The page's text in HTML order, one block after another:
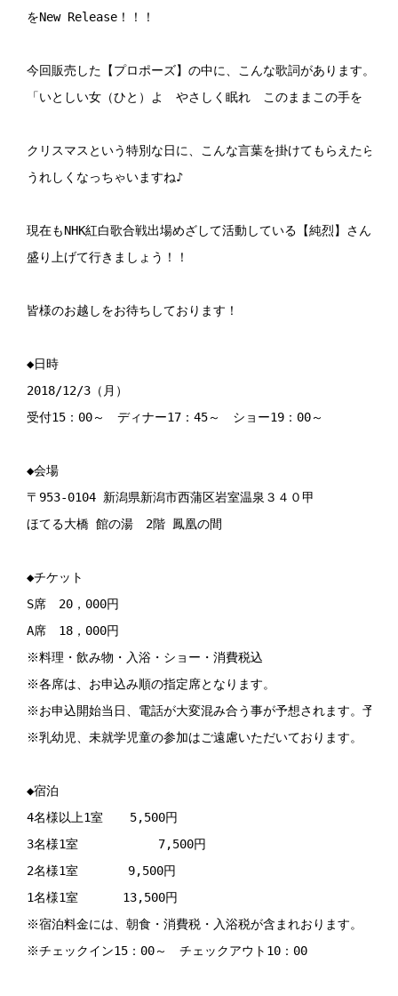
をNew Release！！！
今回販売した【プロポーズ】の中に、こんな歌詞があります。
「いとしい女（ひと）よ　やさしく眠れ　このままこの手を　離
クリスマスという特別な日に、こんな言葉を掛けてもらえたら
うれしくなっちゃいますね♪
現在もNHK紅白歌合戦出場めざして活動している【純烈】さんを
盛り上げて行きましょう！！
皆様のお越しをお待ちしております！
◆日時
2018/12/3（月）
受付15：00～　ディナー17：45～　ショー19：00～
◆会場
〒953-0104 新潟県新潟市西蒲区岩室温泉３４０甲
ほてる大橋 館の湯　2階 鳳凰の間
◆チケット
S席　20，000円
A席　18，000円
※料理・飲み物・入浴・ショー・消費税込
※各席は、お申込み順の指定席となります。
※お申込開始当日、電話が大変混み合う事が予想されます。予め
※乳幼児、未就学児童の参加はご遠慮いただいております。
◆宿泊
4名様以上1室 　 5,500円
3名様1室     　 　　7,500円
2名様1室　　　　9,500円
1名様1室　　　 13,500円
※宿泊料金には、朝食・消費税・入浴税が含まれおります。
※チェックイン15：00～　チェックアウト10：00